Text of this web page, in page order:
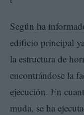
Según ha
edificio principal
la estructura de
encontrándose la
ejecución. En
muda, se ha